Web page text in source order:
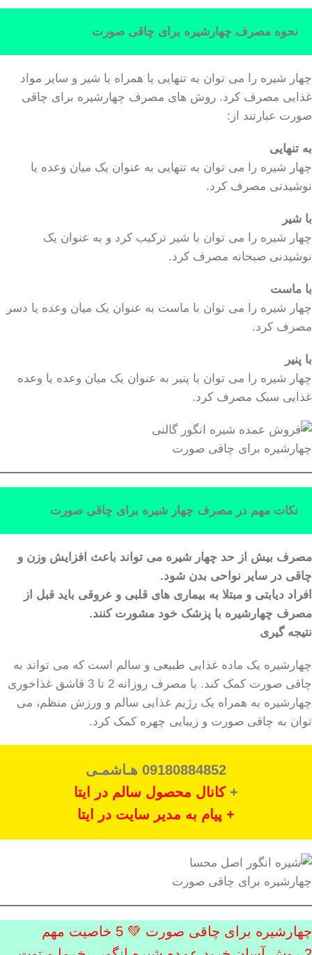
نحوه مصرف چهارشیره برای چاقی صورت
چهار شیره را می توان به تنهایی یا همراه با شیر و سایر مواد
غذایی مصرف کرد. روش های مصرف چهارشیره برای چاقی
صورت عبارتند از:
به تنهایی
چهار شیره را می توان به تنهایی به عنوان یک میان وعده یا
نوشیدنی مصرف کرد.
با شیر
چهار شیره را می توان با شیر ترکیب کرد و به عنوان یک
نوشیدنی صبحانه مصرف کرد.
با ماست
چهار شیره را می توان با ماست به عنوان یک میان وعده یا دسر
مصرف کرد.
با پنیر
چهار شیره را می توان با پنیر به عنوان یک میان وعده یا وعده
غذایی سبک مصرف کرد.
چهارشیره برای چاقی صورت
نکات مهم در مصرف چهار شیره برای چاقی صورت
مصرف بیش از حد چهار شیره می تواند باعث افزایش وزن و
چاقی در سایر نواحی بدن شود.
افراد دیابتی و مبتلا به بیماری های قلبی و عروقی باید قبل از
مصرف چهارشیره با پزشک خود مشورت کنند.
نتیجه گیری
چهارشیره یک ماده غذایی طبیعی و سالم است که می تواند به
چاقی صورت کمک کند. با مصرف روزانه 2 تا 3 قاشق غذاخوری
چهارشیره به همراه یک رژیم غذایی سالم و ورزش منظم، می
توان به چاقی صورت و زیبایی چهره کمک کرد.
09180884852 هـاشمـی
+کانال محصول سالم در ایتا
+ پیام به مدیر سایت در ایتا
چهارشیره برای چاقی صورت
چهارشیره برای چاقی صورت 💚 5 خاصیت مهم